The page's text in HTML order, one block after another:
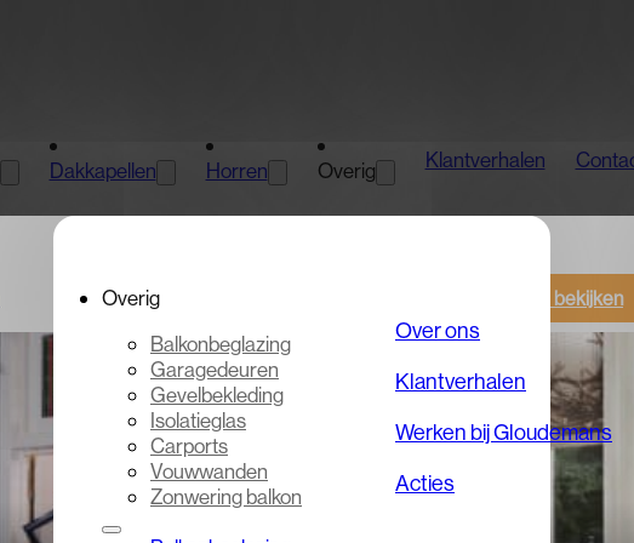
Dakkapellen Horren
Alles bekijken
Overig
Overig
Balkonbeglazing
Garagedeuren
Gevelbekleding
Isolatieglas
Carports
Vouwwanden
Zonwering balkon
Klantverhalen
Over ons
Klantverhalen
Werken bij Gloudemans
Acties